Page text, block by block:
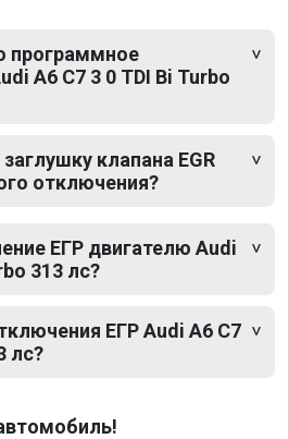
программное
A6 C7 3 0 TDI Bi Turbo
клапана EGR
отключения?
ЕГР двигателю Audi
313 лс?
ЕГР Audi A6 C7
лс?